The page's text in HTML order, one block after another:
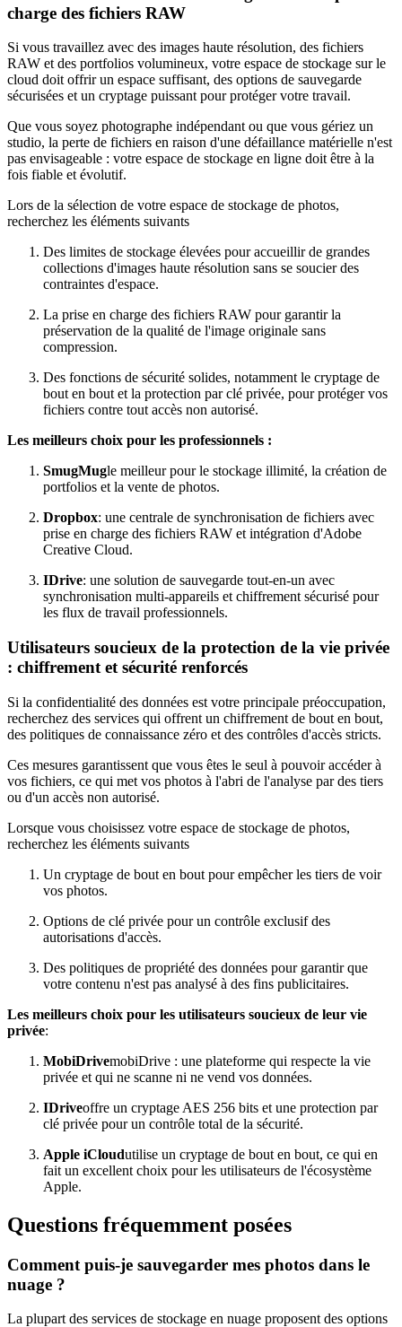
charge des fichiers RAW
Si vous travaillez avec des images haute résolution, des fichiers
RAW et des portfolios volumineux, votre espace de stockage sur le
cloud doit offrir un espace suffisant, des options de sauvegarde
sécurisées et un cryptage puissant pour protéger votre travail.
Que vous soyez photographe indépendant ou que vous gériez un
studio, la perte de fichiers en raison d'une défaillance matérielle n'est
pas envisageable : votre espace de stockage en ligne doit être à la
fois fiable et évolutif.
Lors de la sélection de votre espace de stockage de photos,
recherchez les éléments suivants
Des limites de stockage élevées pour accueillir de grandes
collections d'images haute résolution sans se soucier des
contraintes d'espace.
La prise en charge des fichiers RAW pour garantir la
préservation de la qualité de l'image originale sans
compression.
Des fonctions de sécurité solides, notamment le cryptage de
bout en bout et la protection par clé privée, pour protéger vos
fichiers contre tout accès non autorisé.
Les meilleurs choix pour les professionnels :
SmugMugle meilleur pour le stockage illimité, la création de
portfolios et la vente de photos.
Dropbox: une centrale de synchronisation de fichiers avec
prise en charge des fichiers RAW et intégration d'Adobe
Creative Cloud.
IDrive: une solution de sauvegarde tout-en-un avec
synchronisation multi-appareils et chiffrement sécurisé pour
les flux de travail professionnels.
Utilisateurs soucieux de la protection de la vie privée
: chiffrement et sécurité renforcés
Si la confidentialité des données est votre principale préoccupation,
recherchez des services qui offrent un chiffrement de bout en bout,
des politiques de connaissance zéro et des contrôles d'accès stricts.
Ces mesures garantissent que vous êtes le seul à pouvoir accéder à
vos fichiers, ce qui met vos photos à l'abri de l'analyse par des tiers
ou d'un accès non autorisé.
Lorsque vous choisissez votre espace de stockage de photos,
recherchez les éléments suivants
Un cryptage de bout en bout pour empêcher les tiers de voir
vos photos.
Options de clé privée pour un contrôle exclusif des
autorisations d'accès.
Des politiques de propriété des données pour garantir que
votre contenu n'est pas analysé à des fins publicitaires.
Les meilleurs choix pour les utilisateurs soucieux de leur vie
privée:
MobiDrivemobiDrive : une plateforme qui respecte la vie
privée et qui ne scanne ni ne vend vos données.
IDriveoffre un cryptage AES 256 bits et une protection par
clé privée pour un contrôle total de la sécurité.
Apple iCloudutilise un cryptage de bout en bout, ce qui en
fait un excellent choix pour les utilisateurs de l'écosystème
Apple.
Questions fréquemment posées
Comment puis-je sauvegarder mes photos dans le
nuage ?
La plupart des services de stockage en nuage proposent des options